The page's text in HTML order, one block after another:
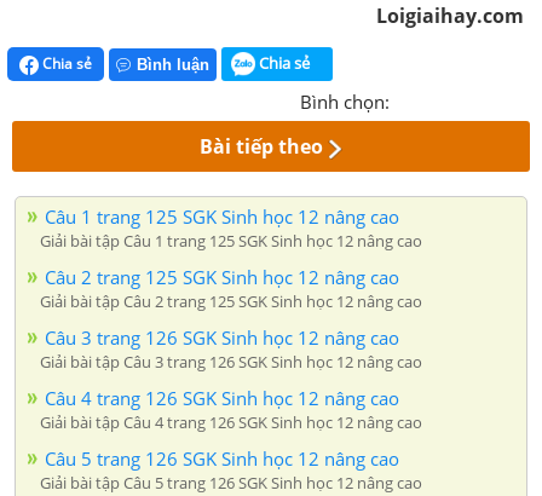
Loigiaihay.com
Chia sẻ Bình luận Chia sẻ
Bình chọn:
Bài tiếp theo
Câu 1 trang 125 SGK Sinh học 12 nâng cao
Giải bài tập Câu 1 trang 125 SGK Sinh học 12 nâng cao
Câu 2 trang 125 SGK Sinh học 12 nâng cao
Giải bài tập Câu 2 trang 125 SGK Sinh học 12 nâng cao
Câu 3 trang 126 SGK Sinh học 12 nâng cao
Giải bài tập Câu 3 trang 126 SGK Sinh học 12 nâng cao
Câu 4 trang 126 SGK Sinh học 12 nâng cao
Giải bài tập Câu 4 trang 126 SGK Sinh học 12 nâng cao
Câu 5 trang 126 SGK Sinh học 12 nâng cao
Giải bài tập Câu 5 trang 126 SGK Sinh học 12 nâng cao